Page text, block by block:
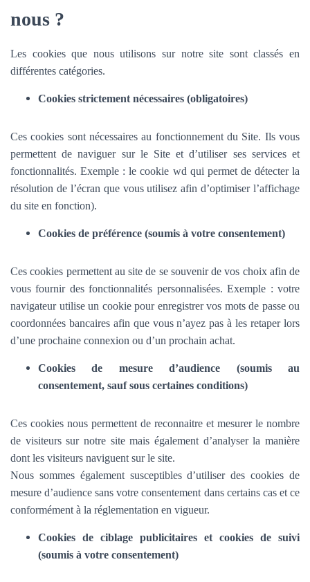
nous ?
Les cookies que nous utilisons sur notre site sont classés en
différentes catégories.
Cookies strictement nécessaires (obligatoires)
Ces cookies sont nécessaires au fonctionnement du Site. Ils vous
permettent de naviguer sur le Site et d’utiliser ses services et
fonctionnalités. Exemple : le cookie wd qui permet de détecter la
résolution de l’écran que vous utilisez afin d’optimiser l’affichage
du site en fonction).
Cookies de préférence (soumis à votre consentement)
Ces cookies permettent au site de se souvenir de vos choix afin de
vous fournir des fonctionnalités personnalisées. Exemple : votre
navigateur utilise un cookie pour enregistrer vos mots de passe ou
coordonnées bancaires afin que vous n’ayez pas à les retaper lors
d’une prochaine connexion ou d’un prochain achat.
Cookies de mesure d’audience (soumis au
consentement, sauf sous certaines conditions)
Ces cookies nous permettent de reconnaitre et mesurer le nombre
de visiteurs sur notre site mais également d’analyser la manière
dont les visiteurs naviguent sur le site.
Nous sommes également susceptibles d’utiliser des cookies de
mesure d’audience sans votre consentement dans certains cas et ce
conformément à la réglementation en vigueur.
Cookies de ciblage publicitaires et cookies de suivi
(soumis à votre consentement)